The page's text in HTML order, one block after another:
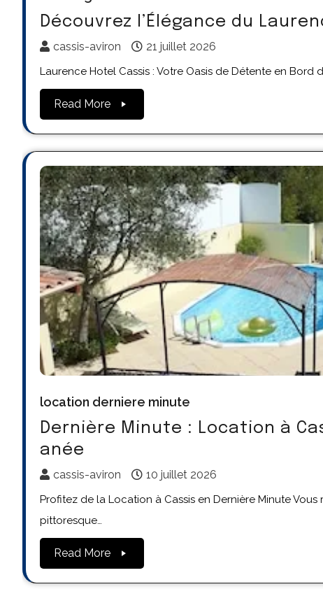
Découvrez l’Élégance du
cassis-aviron 21 juillet 2026
Laurence Hotel Cassis : Votre Oasis de Détente en
Read More
location derniere minute
Dernière Minute : Location à
anée
cassis-aviron 10 juillet 2026
Profitez de la Location à Cassis en Dernière Minute
pittoresque…
Read More